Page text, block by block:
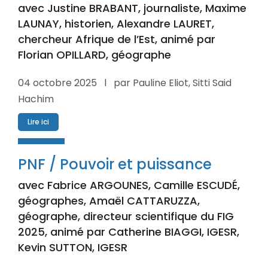
avec Justine BRABANT, journaliste, Maxime
LAUNAY, historien, Alexandre LAURET,
chercheur Afrique de l’Est, animé par
Florian OPILLARD, géographe
04 octobre 2025 l par Pauline Eliot, Sitti Said
Hachim
Lire ici
PNF / Pouvoir et puissance
avec Fabrice ARGOUNES, Camille ESCUDÉ,
géographes, Amaël CATTARUZZA,
géographe, directeur scientifique du FIG
2025, animé par Catherine BIAGGI, IGESR,
Kevin SUTTON, IGESR